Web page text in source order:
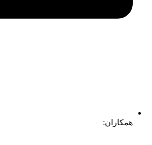
همکاران: